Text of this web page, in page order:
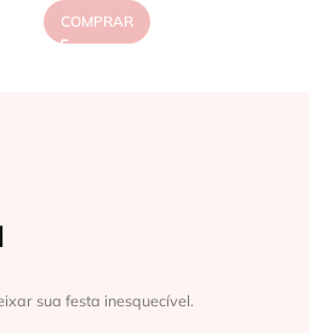
COMPRAR
sua festa inesquecível.